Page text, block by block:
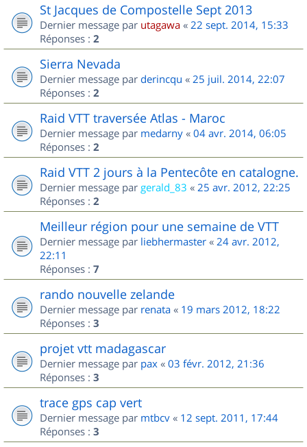
St Jacques de Compostelle Sept 2013
Dernier message par utagawa « 22 sept. 2014, 15:33
Réponses : 2
Sierra Nevada
Dernier message par derincqu « 25 juil. 2014, 22:07
Réponses : 2
Raid VTT traversée Atlas - Maroc
Dernier message par medarny « 04 avr. 2014, 06:05
Réponses : 2
Raid VTT 2 jours à la Pentecôte en catalogne.
Dernier message par gerald_83 « 25 avr. 2012, 22:25
Réponses : 2
Meilleur région pour une semaine de VTT
Dernier message par liebhermaster « 24 avr. 2012,
22:11
Réponses : 7
rando nouvelle zelande
Dernier message par renata « 19 mars 2012, 18:22
Réponses : 3
projet vtt madagascar
Dernier message par pax « 03 févr. 2012, 21:36
Réponses : 3
trace gps cap vert
Dernier message par mtbcv « 12 sept. 2011, 17:44
Réponses : 3